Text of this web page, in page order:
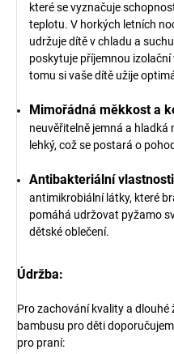
které se vyznačuje
teplotu. V horkých letních
udržuje dítě v chladu a
poskytuje příjemnou
tomu si vaše dítě užije
Mimořádná měkkost a
neuvěřitelně jemná a
lehký, což se postará o
Antibakteriální
antimikrobiální látky, které
pomáhá udržovat pyžamo
dětské oblečení.
Údržba:
Pro zachování kvality a
bambusu pro děti
pro praní: